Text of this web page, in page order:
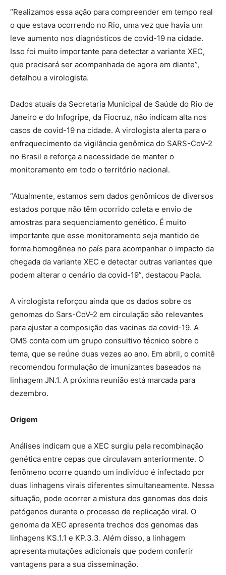
“Realizamos essa ação para compreender em tempo real
o que estava ocorrendo no Rio, uma vez que havia um
leve aumento nos diagnósticos de covid-19 na cidade.
Isso foi muito importante para detectar a variante XEC,
que precisará ser acompanhada de agora em diante”,
detalhou a virologista.
Dados atuais da Secretaria Municipal de Saúde do Rio de
Janeiro e do Infogripe, da Fiocruz, não indicam alta nos
casos de covid-19 na cidade. A virologista alerta para o
enfraquecimento da vigilância genômica do SARS-CoV-2
no Brasil e reforça a necessidade de manter o
monitoramento em todo o território nacional.
“Atualmente, estamos sem dados genômicos de diversos
estados porque não têm ocorrido coleta e envio de
amostras para sequenciamento genético. É muito
importante que esse monitoramento seja mantido de
forma homogênea no país para acompanhar o impacto da
chegada da variante XEC e detectar outras variantes que
podem alterar o cenário da covid-19”, destacou Paola.
A virologista reforçou ainda que os dados sobre os
genomas do Sars-CoV-2 em circulação são relevantes
para ajustar a composição das vacinas da covid-19. A
OMS conta com um grupo consultivo técnico sobre o
tema, que se reúne duas vezes ao ano. Em abril, o comitê
recomendou formulação de imunizantes baseados na
linhagem JN.1. A próxima reunião está marcada para
dezembro.
Origem
Análises indicam que a XEC surgiu pela recombinação
genética entre cepas que circulavam anteriormente. O
fenômeno ocorre quando um indivíduo é infectado por
duas linhagens virais diferentes simultaneamente. Nessa
situação, pode ocorrer a mistura dos genomas dos dois
patógenos durante o processo de replicação viral. O
genoma da XEC apresenta trechos dos genomas das
linhagens KS.1.1 e KP.3.3. Além disso, a linhagem
apresenta mutações adicionais que podem conferir
vantagens para a sua disseminação.